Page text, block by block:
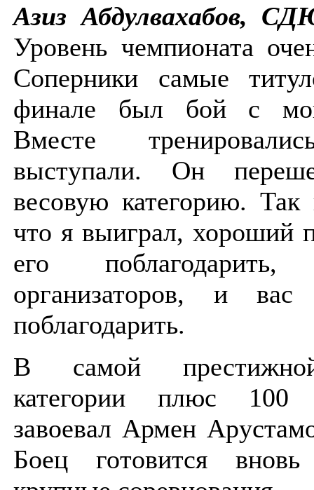
Азиз Абдулвахабов,
Уровень чемпионата
Соперники самые
финале был бой с
Вместе
выступали. Он
весовую категорию. Так
что я выиграл, хороший
его
организаторов, и
поблагодарить.
В самой
категории плюс 100
завоевал Армен
Боец готовится